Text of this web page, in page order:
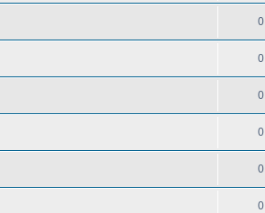
0
0
0
0
0
0